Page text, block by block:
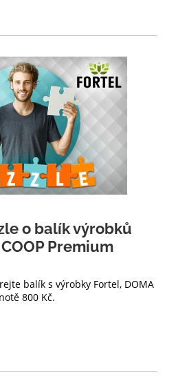
o balík výrobků
Premium
balík s výrobky Fortel, DOMA
800 Kč.